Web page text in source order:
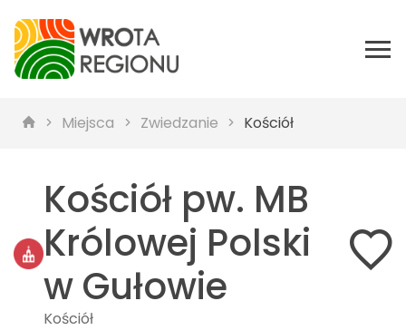
Miejsca Zwiedzanie Kościół
Kościół pw. MB
Królowej Polski
w Gułowie
Kościół